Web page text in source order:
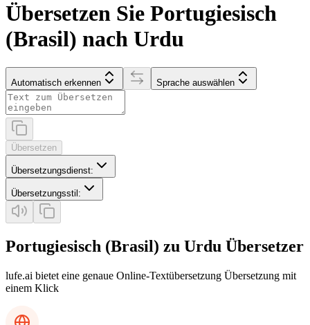
Übersetzen Sie Portugiesisch
(Brasil) nach Urdu
Automatisch erkennen Sprache auswählen
Übersetzen
Übersetzungsdienst:
Übersetzungsstil :
Portugiesisch (Brasil) zu Urdu Übersetzer
lufe.ai bietet eine genaue Online-Textübersetzung Übersetzung mit
einem Klick